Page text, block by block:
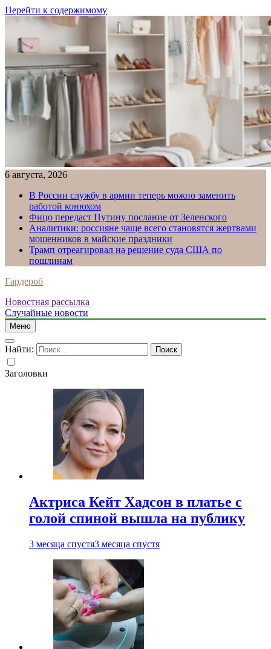
Перейти к содержимому
6 августа, 2026
В России службу в армии теперь можно заменить
работой конюхом
Фицо передаст Путину послание от Зеленского
Аналитики: россияне чаще всего становятся жертвами
мошенников в майские праздники
Трамп отреагировал на решение суда США по
пошлинам
Гардероб
Новостная рассылка
Случайные новости
Меню
Найти:
Заголовки
Актриса Кейт Хадсон в платье с
голой спиной вышла на публику
3 месяца спустя3 месяца спустя